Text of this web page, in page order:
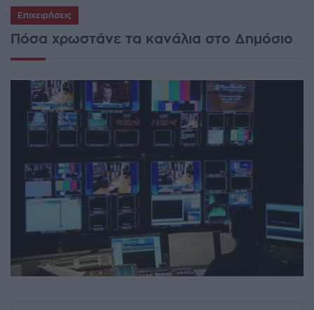
Επιχειρήσεις
Πόσα χρωστάνε τα κανάλια στο Δημόσιο